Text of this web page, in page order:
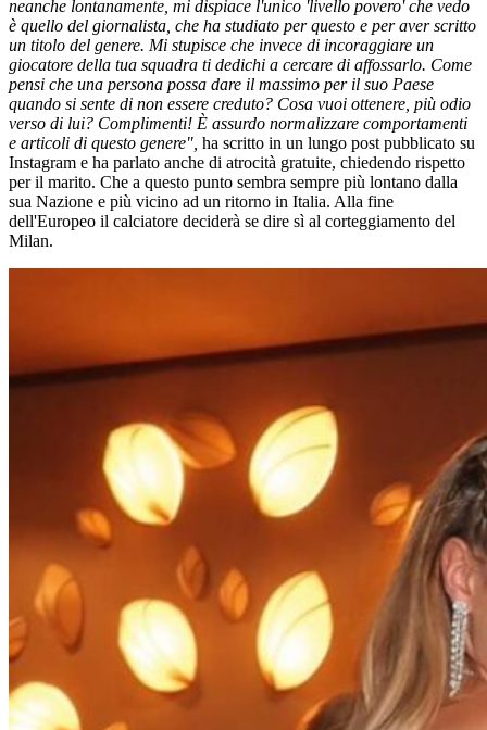
neanche lontanamente, mi dispiace l'unico 'livello povero' che vedo
è quello del giornalista, che ha studiato per questo e per aver scritto
un titolo del genere. Mi stupisce che invece di incoraggiare un
giocatore della tua squadra ti dedichi a cercare di affossarlo. Come
pensi che una persona possa dare il massimo per il suo Paese
quando si sente di non essere creduto? Cosa vuoi ottenere, più odio
verso di lui? Complimenti! È assurdo normalizzare comportamenti
e articoli di questo genere", ha scritto in un lungo post pubblicato su
Instagram e ha parlato anche di atrocità gratuite, chiedendo rispetto
per il marito. Che a questo punto sembra sempre più lontano dalla
sua Nazione e più vicino ad un ritorno in Italia. Alla fine
dell'Europeo il calciatore deciderà se dire sì al corteggiamento del
Milan.